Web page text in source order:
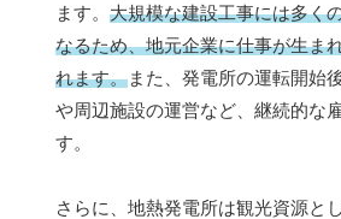
ます。 大規模な建設工事には多く
なるため、地元企業に仕事が生ま
れます。また、発電所の運転開始
や周辺施設の運営など、継続的な
す。
さらに、地熱発電所は観光資源と